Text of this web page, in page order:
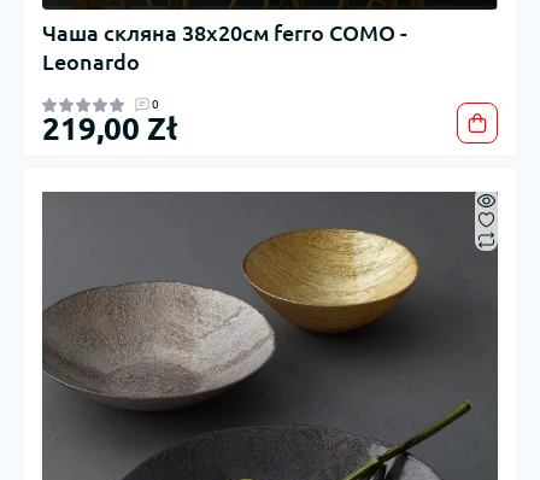
Чаша скляна 38x20см ferro COMO -
Leonardo
0
219,00 Zł